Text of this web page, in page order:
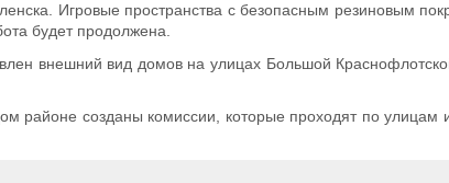
Игровые пространства с безопасным резиновым
будет продолжена.
внешний вид домов на улицах Большой
районе созданы комиссии, которые проходят по улицам